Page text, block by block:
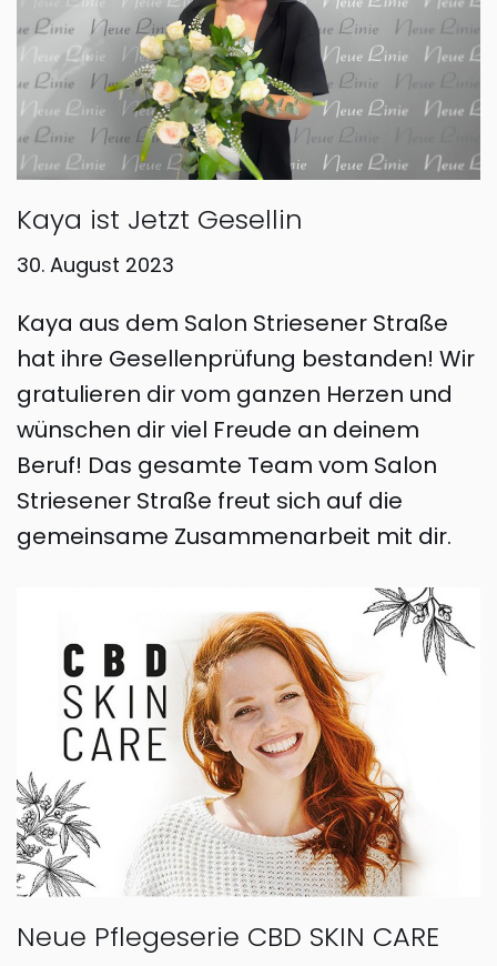
Kaya ist Jetzt Gesellin
30. August 2023
Kaya aus dem Salon Striesener Straße
hat ihre Gesellenprüfung bestanden! Wir
gratulieren dir vom ganzen Herzen und
wünschen dir viel Freude an deinem
Beruf! Das gesamte Team vom Salon
Striesener Straße freut sich auf die
gemeinsame Zusammenarbeit mit dir.
Neue Pflegeserie CBD SKIN CARE